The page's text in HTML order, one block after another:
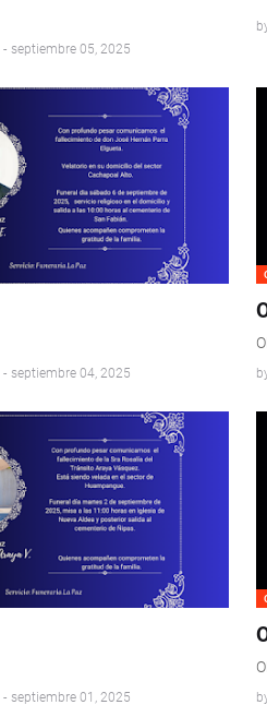
- septiembre 05, 2025
- septiembre 04, 2025
- septiembre 01, 2025